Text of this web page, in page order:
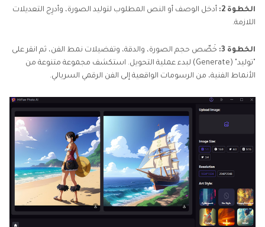
الخطوة 2:
أدخل الوصف أو النص المطلوب لتوليد الصورة، وأدرِج التعديلات
اللازمة.
الخطوة 3:
خَصِّص حجم الصورة، والدقة، وتفضيلات نمط الفن، ثم انقر على
"توليد" (Generate) لبدء عملية التحويل. استكشف مجموعة متنوعة من
الأنماط الفنية، من الرسومات الواقعية إلى الفن الرقمي السريالي.